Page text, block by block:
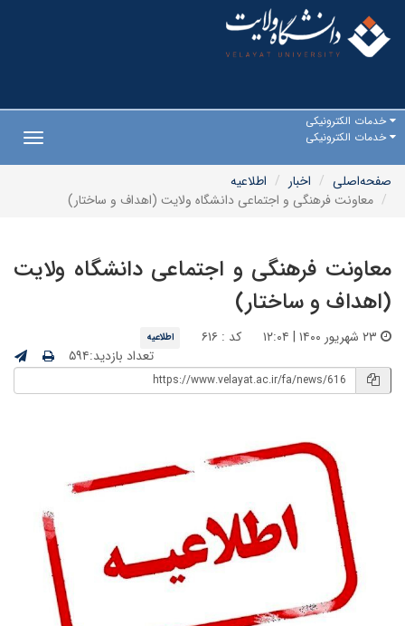
خدمات الکترونیکی
خدمات الکترونیکی
صفحه‌اصلی
اخبار
اطلاعیه
معاونت فرهنگی و اجتماعی دانشگاه ولایت (اهداف و ساختار)
معاونت فرهنگی و اجتماعی دانشگاه ولایت
(اهداف و ساختار)
کد : ۶۱۶ اطلاعیه
تعداد بازدید:۵۹۴